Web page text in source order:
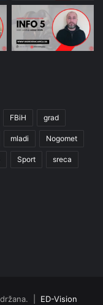
FBiH grad
mladi Nogomet
Sport sreca
| ED-Vision